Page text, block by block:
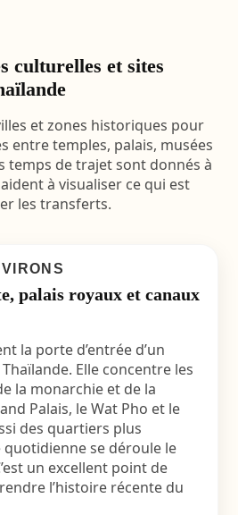
culturelles et sites
et zones historiques pour
entre temples, palais, musées
temps de trajet sont donnés à
à visualiser ce qui est
les transferts.
palais royaux et canaux
la porte d’entrée d’un
Elle concentre les
la monarchie et de la
Palais, le Wat Pho et le
des quartiers plus
quotidienne se déroule le
un excellent point de
l’histoire récente du